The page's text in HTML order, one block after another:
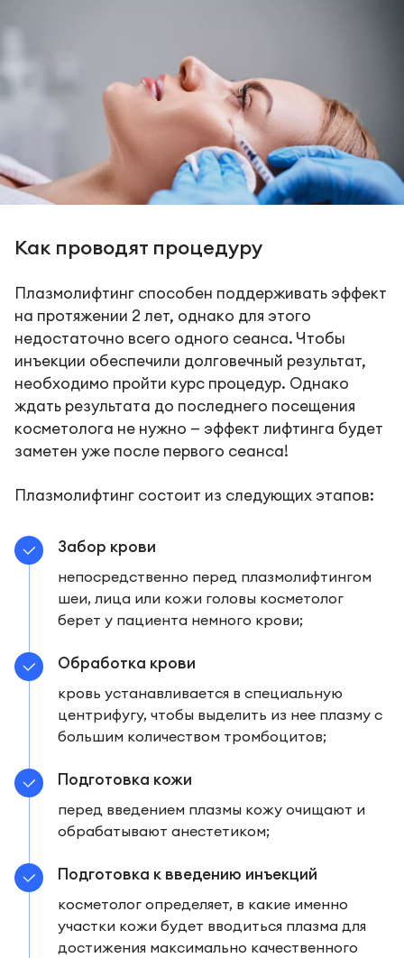
Как проводят процедуру
Плазмолифтинг способен поддерживать эффект
на протяжении 2 лет, однако для этого
недостаточно всего одного сеанса. Чтобы
инъекции обеспечили долговечный результат,
необходимо пройти курс процедур. Однако
ждать результата до последнего посещения
косметолога не нужно — эффект лифтинга будет
заметен уже после первого сеанса!
Плазмолифтинг состоит из следующих этапов:
Забор крови
непосредственно перед плазмолифтингом
шеи, лица или кожи головы косметолог
берет у пациента немного крови;
Обработка крови
кровь устанавливается в специальную
центрифугу, чтобы выделить из нее плазму с
большим количеством тромбоцитов;
Подготовка кожи
перед введением плазмы кожу очищают и
обрабатывают анестетиком;
Подготовка к введению инъекций
косметолог определяет, в какие именно
участки кожи будет вводиться плазма для
достижения максимально качественного